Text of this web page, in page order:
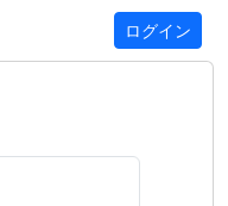
ログイン